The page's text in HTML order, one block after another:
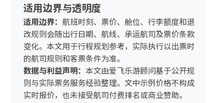
适用边界与透明度
适用边界： 航班时刻、票价、舱位、行李额度和退
改规则会随出行日期、航线、承运航司及票价条款
变化。本文用于行程规划参考，实际执行以出票时
的航司规则和客票条件为准。
数据与利益声明： 本文由爱飞乐游顾问基于公开规
则与实际票务服务经验整理。文中示例价格不构成
实时报价，也未接受航司付费排名或商业赞助。